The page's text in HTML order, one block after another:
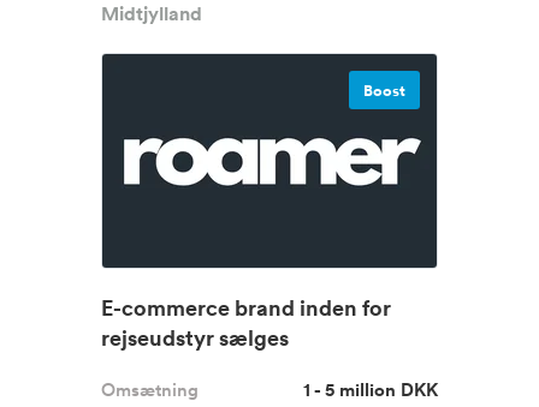
Midtjylland
Boost
E-commerce brand inden for
rejseudstyr sælges
Omsætning
1 - 5 million DKK